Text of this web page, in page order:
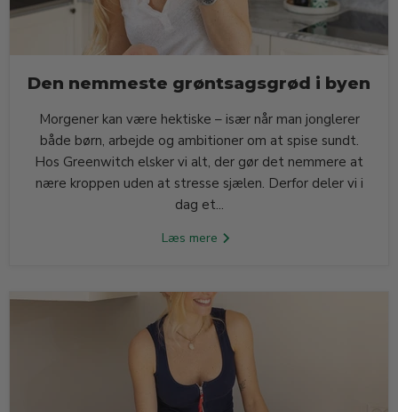
Den nemmeste grøntsagsgrød i byen
Morgener kan være hektiske – især når man jonglerer
både børn, arbejde og ambitioner om at spise sundt.
Hos Greenwitch elsker vi alt, der gør det nemmere at
nære kroppen uden at stresse sjælen. Derfor deler vi i
dag et...
Læs mere